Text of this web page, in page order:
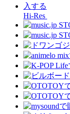
Hi-Res